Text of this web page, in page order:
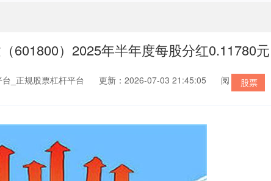
601800）2025年半年度每股分红0.11780元
股票
_正规股票杠杆平台 更新：2026-07-03 21:45:05 阅